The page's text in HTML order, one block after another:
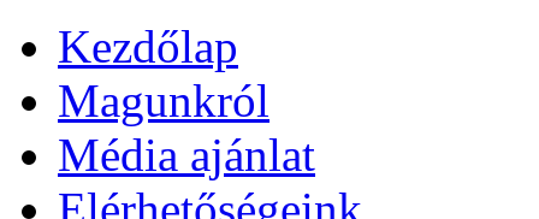
Kezdőlap
Magunkról
Média ajánlat